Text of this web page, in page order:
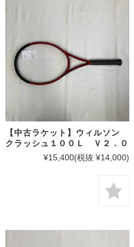
【中古ラケット】ウィルソン
クラッシュ１００Ｌ Ｖ２．０
¥15,400(税抜 ¥14,000)